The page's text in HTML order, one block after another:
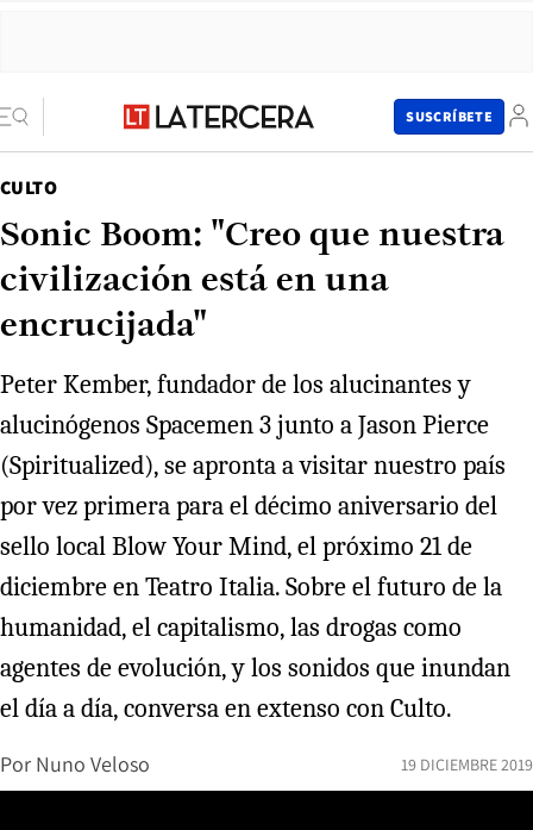
SUSCRÍBETE
CULTO
Sonic Boom: "Creo que nuestra
civilización está en una
encrucijada"
Peter Kember, fundador de los alucinantes y
alucinógenos Spacemen 3 junto a Jason Pierce
(Spiritualized), se apronta a visitar nuestro país
por vez primera para el décimo aniversario del
sello local Blow Your Mind, el próximo 21 de
diciembre en Teatro Italia. Sobre el futuro de la
humanidad, el capitalismo, las drogas como
agentes de evolución, y los sonidos que inundan
el día a día, conversa en extenso con Culto.
Por Nuno Veloso 19 DICIEMBRE 2019